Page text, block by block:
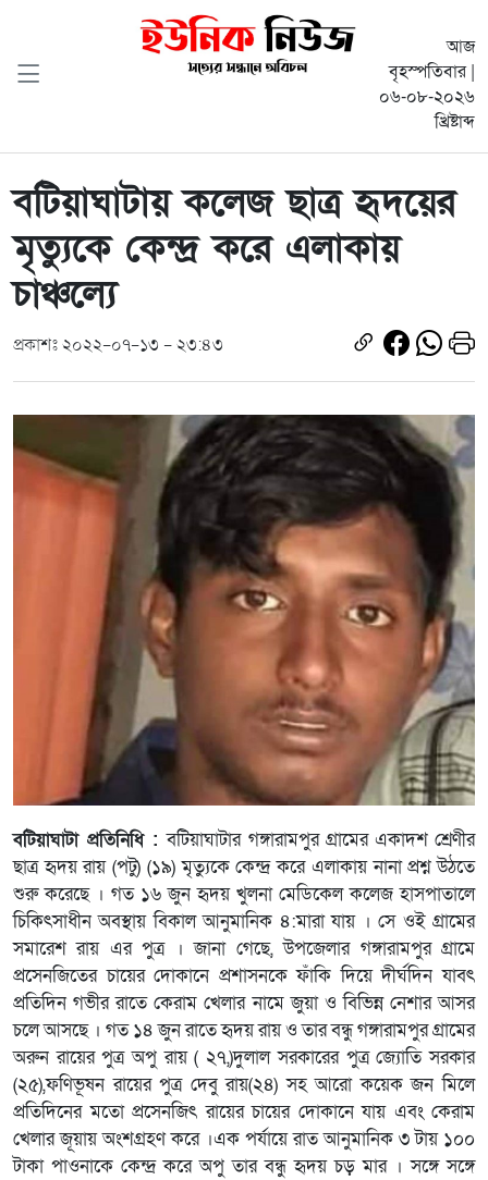
আজ
বৃহস্পতিবার |
০৬-০৮-২০২৬
খ্রিষ্টাব্দ
বটিয়াঘাটায় কলেজ ছাত্র হৃদয়ের
মৃত্যুকে কেন্দ্র করে এলাকায়
চাঞ্চল্যে
প্রকাশঃ ২০২২-০৭-১৩ - ২৩:৪৩
বটিয়াঘাটা প্রতিনিধি :বটিয়াঘাটার গঙ্গারামপুর গ্ৰামের একাদশ শ্রেণীর
ছাত্র হৃদয় রায় (পটু) (১৯) মৃত্যুকে কেন্দ্র করে এলাকায় নানা প্রশ্ন উঠতে
শুরু করেছে । গত ১৬ জুন হৃদয় খুলনা মেডিকেল কলেজ হাসপাতালে
চিকিৎসাধীন অবস্থায় বিকাল আনুমানিক ৪:মারা যায় । সে ওই গ্ৰামের
সমারেশ রায় এর পুত্র । জানা গেছে, উপজেলার গঙ্গারামপুর গ্ৰামে
প্রসেনজিতের চায়ের দোকানে প্রশাসনকে ফাঁকি দিয়ে দীর্ঘদিন যাবৎ
প্রতিদিন গভীর রাতে কেরাম খেলার নামে জুয়া ও বিভিন্ন নেশার আসর
চলে আসছে । গত ১৪ জুন রাতে হৃদয় রায় ও তার বন্ধু গঙ্গারামপুর গ্ৰামের
অরুন রায়ের পুত্র অপু রায় ( ২৭,)দুলাল সরকারের পুত্র জ্যোতি সরকার
(২৫),ফণিভূষন রায়ের পুত্র দেবু রায়(২৪) সহ আরো কয়েক জন মিলে
প্রতিদিনের মতো প্রসেনজিৎ রায়ের চায়ের দোকানে যায় এবং কেরাম
খেলার জূয়ায় অংশগ্রহণ করে ।এক পর্যায়ে রাত আনুমানিক ৩ টায় ১০০
টাকা পাওনাকে কেন্দ্র করে অপু তার বন্ধু হৃদয় চড় মার । সঙ্গে সঙ্গে